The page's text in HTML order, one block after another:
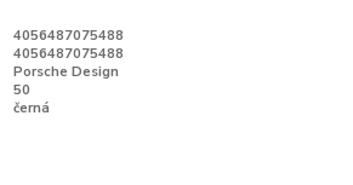
4056487075488
4056487075488
Porsche Design
50
černá